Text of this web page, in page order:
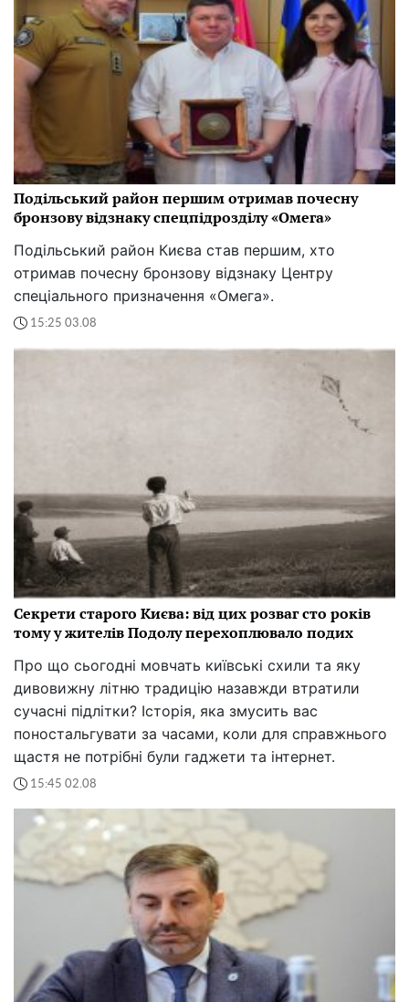
Подільський район першим отримав почесну
бронзову відзнаку спецпідрозділу «Омега»
Подільський район Києва став першим, хто
отримав почесну бронзову відзнаку Центру
спеціального призначення «Омега».
15:25 03.08
Секрети старого Києва: від цих розваг сто років
тому у жителів Подолу перехоплювало подих
Про що сьогодні мовчать київські схили та яку
дивовижну літню традицію назавжди втратили
сучасні підлітки? Історія, яка змусить вас
поностальгувати за часами, коли для справжнього
щастя не потрібні були гаджети та інтернет.
15:45 02.08